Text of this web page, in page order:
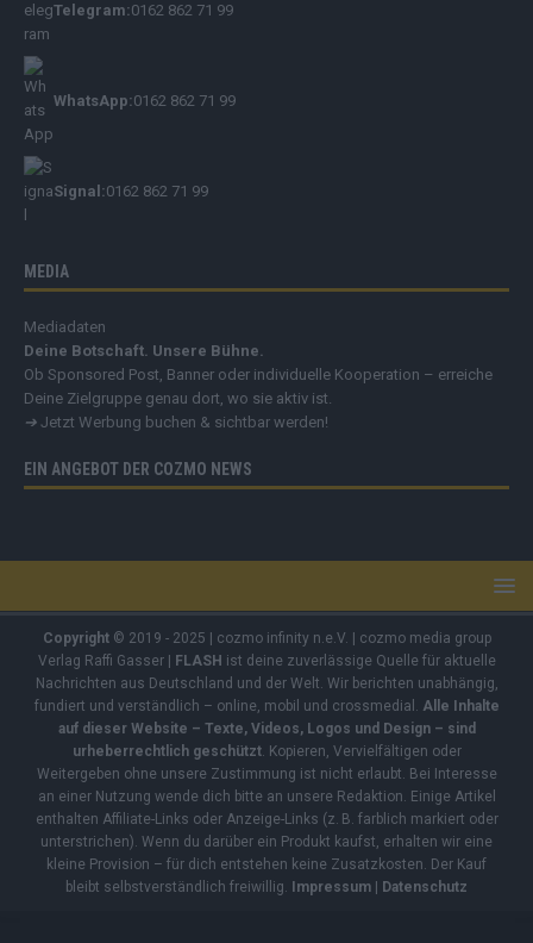
Telegram:0162 862 71 99
WhatsApp:0162 862 71 99
Signal:0162 862 71 99
MEDIA
Mediadaten
Deine Botschaft. Unsere Bühne.
Ob Sponsored Post, Banner oder individuelle Kooperation – erreiche
Deine Zielgruppe genau dort, wo sie aktiv ist.
➔ Jetzt Werbung buchen & sichtbar werden!
EIN ANGEBOT DER COZMO NEWS
Copyright© 2019 - 2025 | cozmo infinity n.e.V. | cozmo media group
Verlag Raffi Gasser |
FLASH ist deine zuverlässige Quelle für aktuelle
Nachrichten aus Deutschland und der Welt. Wir berichten unabhängig,
fundiert und verständlich – online, mobil und crossmedial. Alle Inhalte
auf dieser Website – Texte, Videos, Logos und Design – sind
urheberrechtlich geschützt. Kopieren, Vervielfältigen oder
Weitergeben ohne unsere Zustimmung ist nicht erlaubt. Bei Interesse
an einer Nutzung wende dich bitte an unsere Redaktion. Einige Artikel
enthalten Affiliate-Links oder Anzeige-Links (z. B. farblich markiert oder
unterstrichen). Wenn du darüber ein Produkt kaufst, erhalten wir eine
kleine Provision – für dich entstehen keine Zusatzkosten. Der Kauf
bleibt selbstverständlich freiwillig.
Impressum Datenschutz